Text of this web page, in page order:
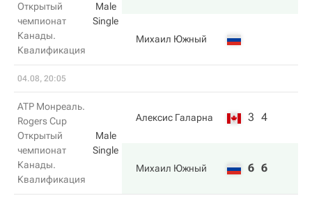
Открытый
чемпионат
Канады.
Квалификация
Male
Single
Михаил Южный
04.08, 20:05
ATP Монреаль.
Rogers Cup
Открытый
чемпионат
Канады.
Квалификация
Male
Single
Алексис Галарна 3 4
Михаил Южный 6 6